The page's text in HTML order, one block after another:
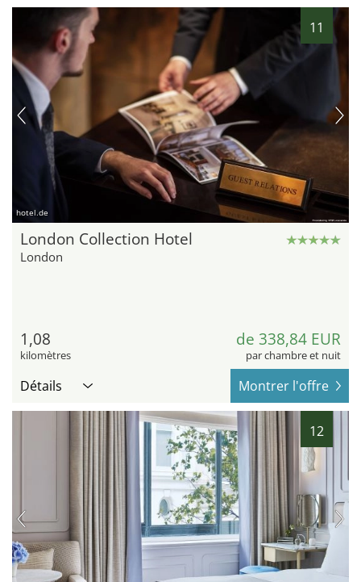
11
hotel.de
London Collection Hotel
London
1,08
kilomètres
de 338,84 EUR
par chambre et nuit
Détails Montrer l'offre
12